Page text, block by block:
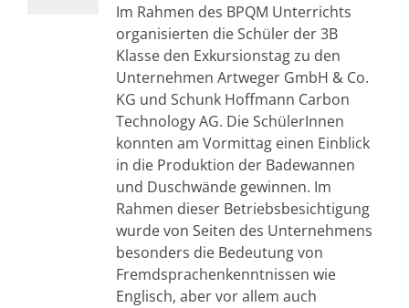
Im Rahmen des BPQM Unterrichts
organisierten die Schüler der 3B
Klasse den Exkursionstag zu den
Unternehmen Artweger GmbH & Co.
KG und Schunk Hoffmann Carbon
Technology AG. Die SchülerInnen
konnten am Vormittag einen Einblick
in die Produktion der Badewannen
und Duschwände gewinnen. Im
Rahmen dieser Betriebsbesichtigung
wurde von Seiten des Unternehmens
besonders die Bedeutung von
Fremdsprachenkenntnissen wie
Englisch, aber vor allem auch